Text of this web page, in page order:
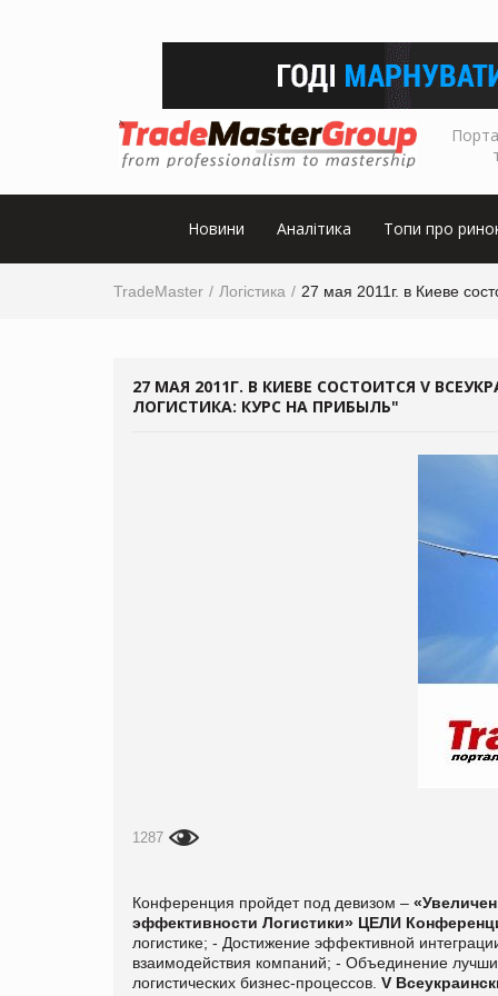
Новини Аналітика Топи про
TradeMaster Логістика 27 мая 2011г. в Киеве
27 МАЯ 2011Г. В КИЕВЕ СОСТОИТСЯ V
ЛОГИСТИКА: КУРС НА ПРИБЫЛЬ"
1287
Конференция пройдет под девизом – «
эффективности Логистики» ЦЕЛИ
логистике; - Достижение эффективной
взаимодействия компаний; - Объединение
логистических бизнес-процессов. V